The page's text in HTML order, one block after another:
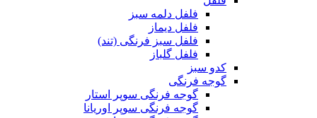
فلفل دلمه سبز
فلفل دیماز
فلفل سبز فرنگی (تند)
فلفل گلباز
کدو سبز
گوجه فرنگی
گوجه فرنگی سوپر استار
گوجه فرنگی سوپر اوریانا